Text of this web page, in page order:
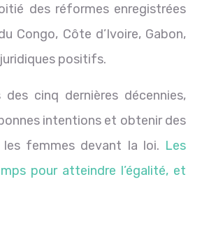
des réformes enregistrées
Congo, Côte d’Ivoire, Gabon,
positifs.
cinq dernières décennies,
intentions et obtenir des
les femmes devant la loi. Les
pour atteindre l’égalité, et